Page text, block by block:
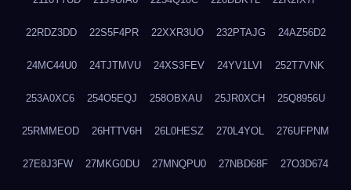
22RDZ3DD 22S5F4PR 22XXR3UO 232PTAJG 24AZ56D2
24MC44U0 24TJTMVU 24XS3FEV 24YV1LVI 252T7VNK
253A0XC6 254O5EQJ 258OBXAU 25JR0XCH 25Q8956U
25RMMEOD 26HTTV6H 26L0HESZ 270L4YOL 276UFPNM
27E8J3FW 27MKG0DU 27MNQPU0 27NBD68F 27O3D674